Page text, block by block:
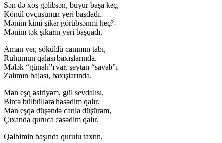
Sən də xoş gəlibsən, buyur başa keç,
Könül ovçusunun yeri başdadı.
Mənim kimi şikar görübsənmi heç?-
Mənim tək şikarın yeri başqadı.
Aman ver, söküldü canımın tabı,
Ruhumun qalası baxışlarında.
Mələk “günah”ı var, şeytan “savab”ı
Zalımın balası, baxışlarında.
Mən eşq əsiriyəm, gül sevdalısı,
Bircə bülbüllərə həsədim qalır.
Mən eşqə düşəndə canla düşürəm,
Çıxanda quruca cəsədim qalır.
Qəlbimin başında qurulu taxtın,